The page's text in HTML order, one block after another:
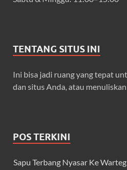
TENTANG SITUS INI
Ini bisa jadi ruang yang tepat
dan situs Anda, atau
POS TERKINI
Sapu Terbang Nyasar Ke Warteg